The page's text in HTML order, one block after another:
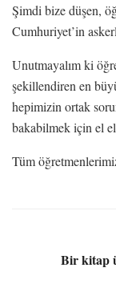
Şimdi bize düşen,
Cumhuriyet’in
Unutmayalım ki
şekillendiren en
hepimizin ortak
bakabilmek için el
Tüm
Bir kitap